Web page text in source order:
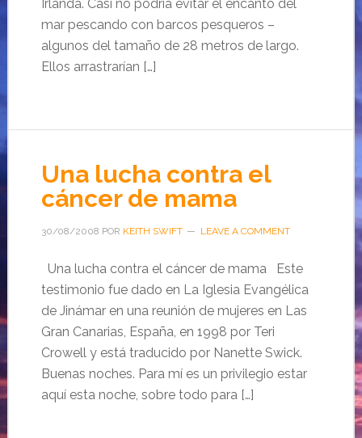
Irlanda. Casi no podría evitar el encanto del
mar pescando con barcos pesqueros –
algunos del tamaño de 28 metros de largo.
Ellos arrastrarían […]
Una lucha contra el
cáncer de mama
30/08/2008 POR KEITH SWIFT LEAVE A COMMENT
Una lucha contra el cáncer de mama Este
testimonio fue dado en La Iglesia Evangélica
de Jinámar en una reunión de mujeres en Las
Gran Canarias, España, en 1998 por Teri
Crowell y está traducido por Nanette Swick.
Buenas noches. Para mí es un privilegio estar
aquí esta noche, sobre todo para […]